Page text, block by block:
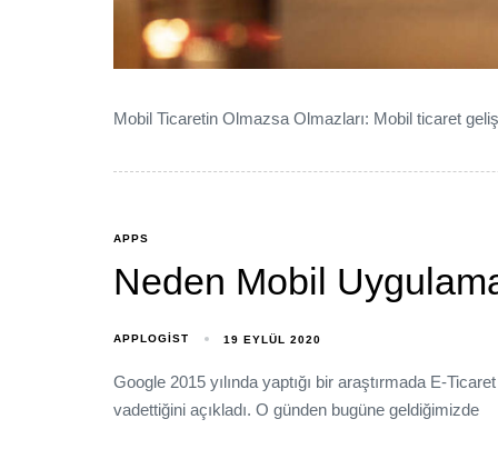
Mobil Ticaretin Olmazsa Olmazları: Mobil ticaret
APPS
Neden Mobil
APPLOGIST 19 EYLÜL 2020
Google 2015 yılında yaptığı bir araştırmada E-
vadettiğini açıkladı. O günden bugüne geldiğimizde